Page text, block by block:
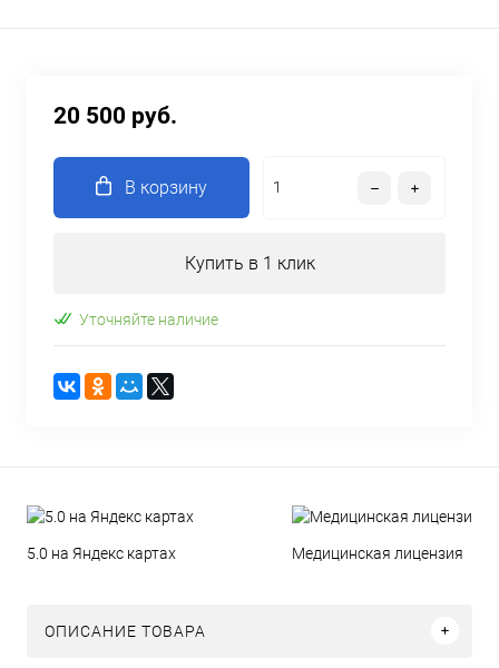
20 500 руб.
В корзину
Купить в 1 клик
Уточняйте наличие
5.0 на Яндекс картах Медицинская лицензия
ОПИСАНИЕ ТОВАРА